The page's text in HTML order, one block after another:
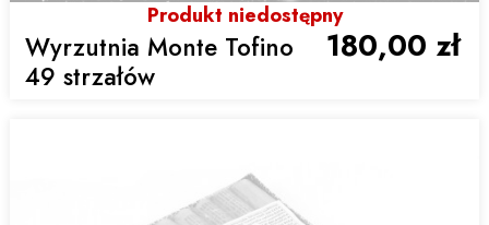
Produkt niedostępny
Wyrzutnia Monte Tofino
49 strzałów
180,00 zł